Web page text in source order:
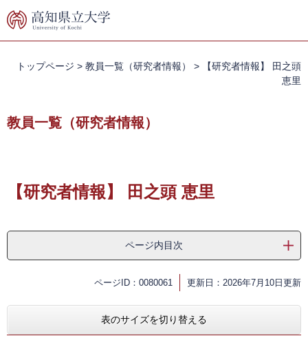
ー
ニ
て
トップページ > 教員一覧（研究者情報） >
【研究者情報】 田之頭
恵里
教員一覧（研究者情報）
【研究者情報】 田之頭 恵里
ページ内目次
ページID：0080061 更新日：2026年7月10日更新
表のサイズを切り替える